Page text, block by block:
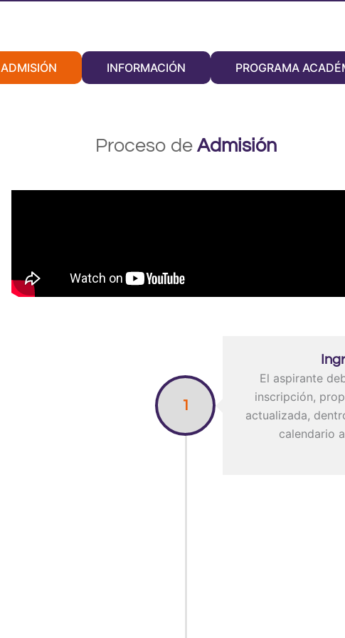
ADMISIÓN INFORMACIÓN PROGRAMA
Proceso de Admisión
El aspirante
inscripción,
actualizada,
calendario
1